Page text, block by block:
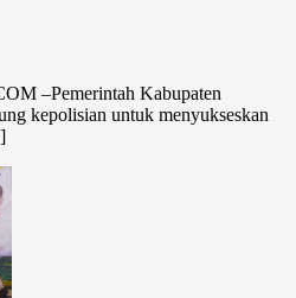
–Pemerintah Kabupaten
kepolisian untuk menyukseskan